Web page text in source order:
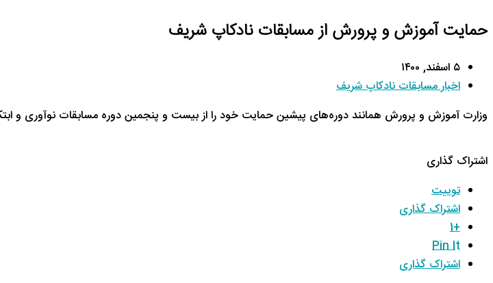
حمایت آموزش و پرورش از مسابقات نادکاپ شریف
۵ اسفند, ۱۴۰۰
اخبار مسابقات نادکاپ شریف
وزارت آموزش و پرورش همانند دوره‌های پیشین حمایت خود را از بیست و پنجمین دوره مسابقات نوآوری و
اشتراک گذاری
توییت
اشتراک گذاری
+1
Pin It
اشتراک گذاری